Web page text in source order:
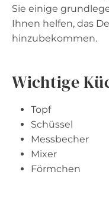
Sie einige
Ihnen helfen, das
hinzubekommen.
Wichtige
Topf
Schüssel
Messbecher
Mixer
Förmchen